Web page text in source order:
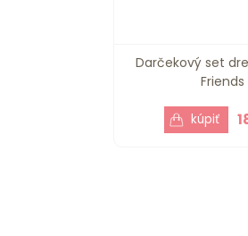
Darčekový set
Friends